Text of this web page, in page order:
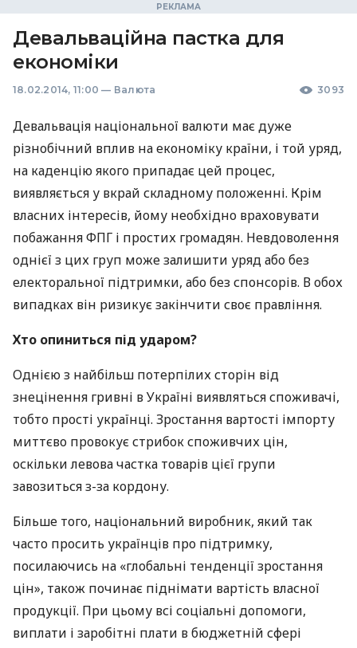
Девальваційна пастка для
економіки
18.02.2014, 11:00 — Валюта 3093
Девальвація національної валюти має дуже
різнобічний вплив на економіку країни, і той уряд,
на каденцію якого припадає цей процес,
виявляється у вкрай складному положенні. Крім
власних інтересів, йому необхідно враховувати
побажанняФПГ і простих громадян. Невдоволення
однієї з цих груп може залишити уряд або без
електоральної підтримки, або без спонсорів. В обох
випадках він ризикує закінчити своє правління.
Хто опиниться під ударом?
Однією з найбільш потерпілих сторін від
знецінення гривні в Україні виявляться споживачі,
тобто прості українці. Зростання вартості імпорту
миттєво провокує стрибок споживчих цін,
оскільки левова частка товарів цієї групи
завозиться з-за кордону.
Більше того, національний виробник, який так
часто просить українців про підтримку,
посилаючись на «глобальні тенденції зростання
цін», також починає піднімати вартість власної
продукції. При цьому всі соціальні допомоги,
виплати і заробітні плати в бюджетній сфері